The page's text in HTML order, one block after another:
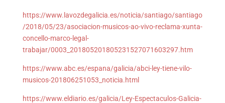
https://www.lavozdegalicia.es/noticia/santiago/santiago
/2018/05/23/asociacion-musicos-ao-vivo-reclama-xunta-
concello-marco-legal-
trabajar/0003_201805201805231527071603297.htm
https://www.abc.es/espana/galicia/abci-ley-tiene-vilo-
musicos-201806251053_noticia.html
https://www.eldiario.es/galicia/Ley-Espectaculos-Galicia-